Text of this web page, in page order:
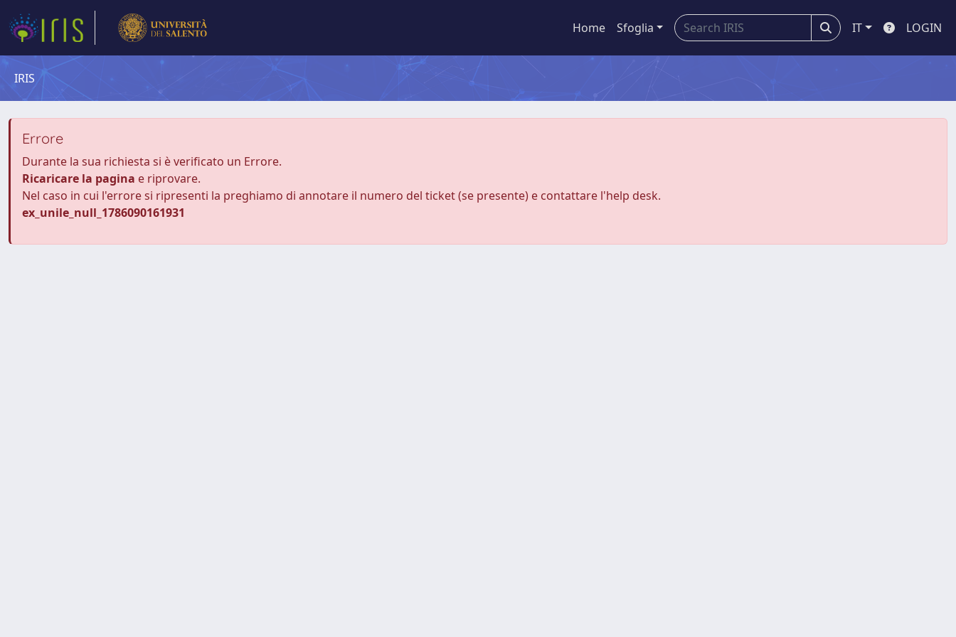
Home Sfoglia IT LOGIN
IRIS
Errore
Durante la sua richiesta si è verificato un Errore.
Ricaricare la pagina e riprovare.
Nel caso in cui l'errore si ripresenti la preghiamo di annotare il numero del ticket (se presente) e contattare l'help desk.
ex_unile_null_1786090161931